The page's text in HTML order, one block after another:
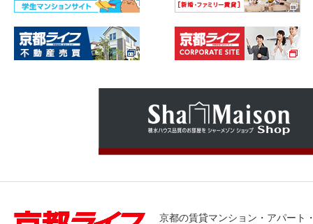
京都の賃貸マンション・アパート